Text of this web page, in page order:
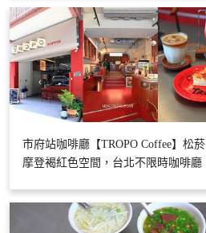
市府站咖啡廳【TROPO Coffee】松菸
摩登褐紅色空間，台北不限時咖啡廳